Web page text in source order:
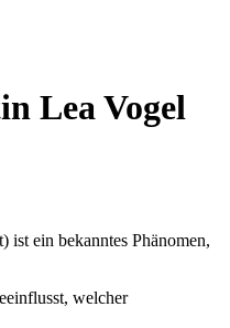
Lea Vogel
ist ein bekanntes Phänomen,
welcher